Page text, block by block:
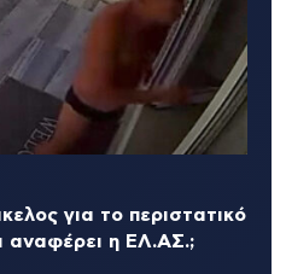
για το περιστατικό
αναφέρει η ΕΛ.ΑΣ.;